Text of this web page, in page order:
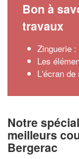
Bon à
travaux
Zinguerie
Les
L'écran
Notre
meilleurs
Bergerac